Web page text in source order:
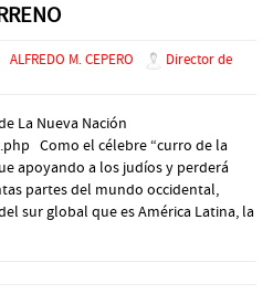
ALFREDO M. CEPERO
Director de
La Nueva Nación
Como el célebre “curro de la
apoyando a los judíos y perderá
partes del mundo occidental,
sur global que es América Latina, la